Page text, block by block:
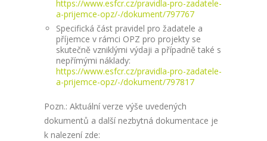
https://www.esfcr.cz/pravidla-pro-zadatele-
a-prijemce-opz/-/dokument/797767
Specifická část pravidel pro žadatele a
příjemce v rámci OPZ pro projekty se
skutečně vzniklými výdaji a případně také s
nepřímými náklady:
https://www.esfcr.cz/pravidla-pro-zadatele-
a-prijemce-opz/-/dokument/797817
Pozn.: Aktuální verze výše uvedených
dokumentů a další nezbytná dokumentace je
k nalezení zde: